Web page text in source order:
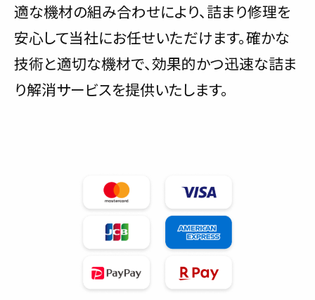
適な機材の組み合わせにより、詰まり修理を
安心して当社にお任せいただけます。確かな
技術と適切な機材で、効果的かつ迅速な詰ま
り解消サービスを提供いたします。